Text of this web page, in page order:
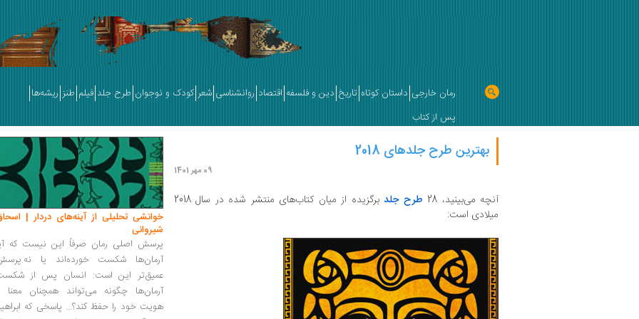
رمان خارجی داستان کوتاه تاریخ دین و فلسفه اقتصاد روانشناسی شعر کودک و نوجوان طرح جلد فیلم طنز ریشه‌ها
پس از کتاب
بهترین طرح جلدهای 2018
09 مهر 1401
آنچه می‌بینید، 28 طرح جلد
برگزیده از میان کتاب‌های منتشر شده در سال 2018
میلادی است:
خوانشی تحلیلی از آینه‌های دردار |
شیروانی
پرسش اصلی رمان صرفاً این نیست که
آرمان‌ها شکست خورده‌اند یا
عمیق‌تر این است: انسان پس از
آرمان‌ها چگونه می‌تواند همچنان معنا
هویت خود را حفظ کند؟... پاسخی که